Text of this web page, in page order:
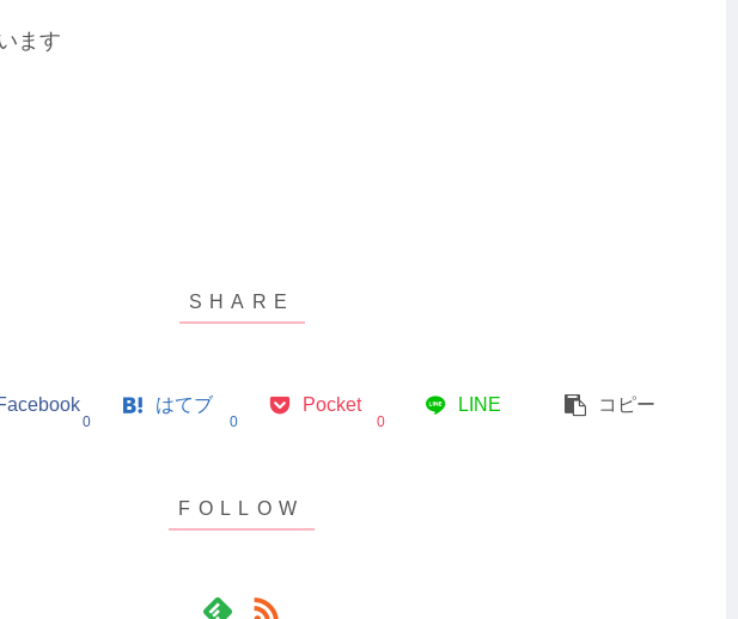
ます
0
はてブ
0
Pocket
0
LINE コピー